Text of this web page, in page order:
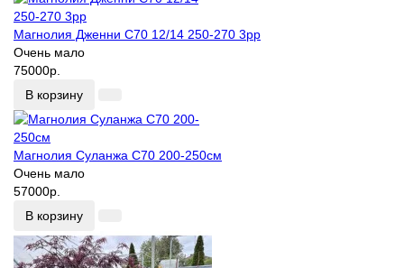
Магнолия Дженни С70 12/14 250-270 3рр
Очень мало
75000р.
В корзину
Магнолия Суланжа С70 200-250см
Очень мало
57000р.
В корзину